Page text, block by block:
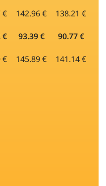
€ 142.96 € 138.21 €
€ 93.39 € 90.77 €
€ 145.89 € 141.14 €